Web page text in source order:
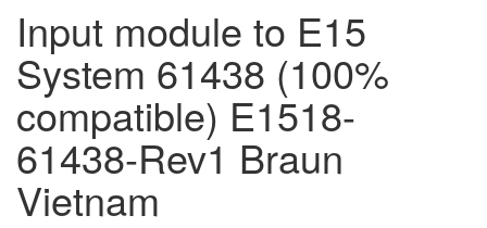
Input module to E15
System 61438 (100%
compatible) E1518-
61438-Rev1 Braun
Vietnam